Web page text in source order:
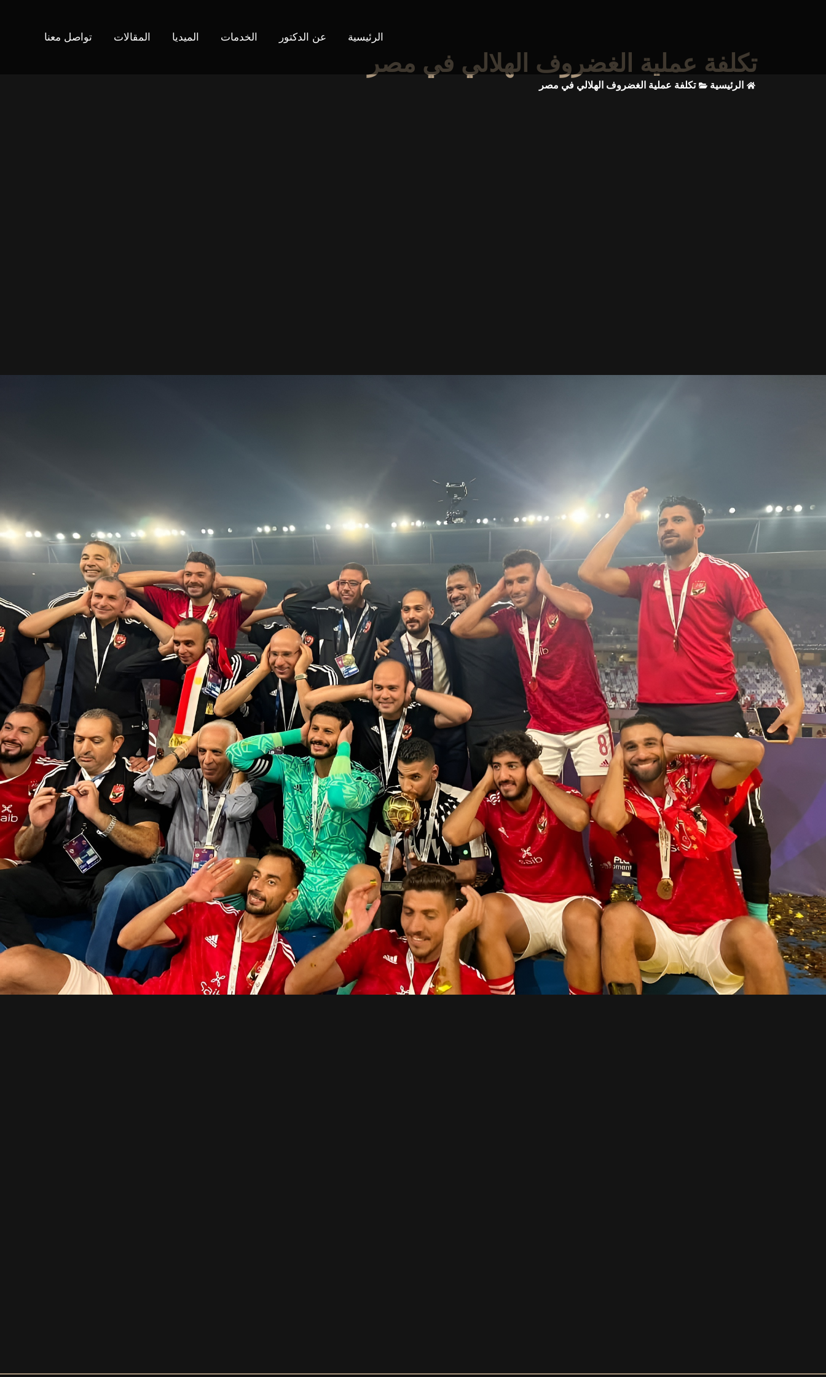
الرئيسية عن الدكتور الخدمات الميديا المقالات تواصل معنا
تكلفة عملية الغضروف الهلالي في مصر
الرئيسية تكلفة عملية الغضروف الهلالي في مصر